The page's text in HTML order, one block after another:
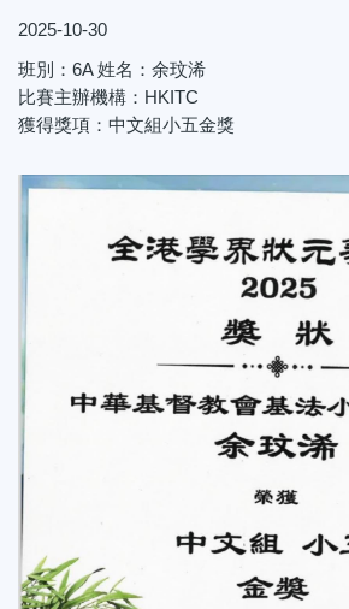
2025-10-30
班別：6A 姓名：余玟浠
比賽主辦機構：HKITC
獲得獎項：中文組小五金獎